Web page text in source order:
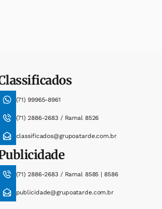
(71) 99965-8961
(71) 2886-2683 / Ramal 8526
classificados@grupoatarde.com.br
(71) 2886-2683 / Ramal 8585 | 8586
publicidade@grupoatarde.com.br